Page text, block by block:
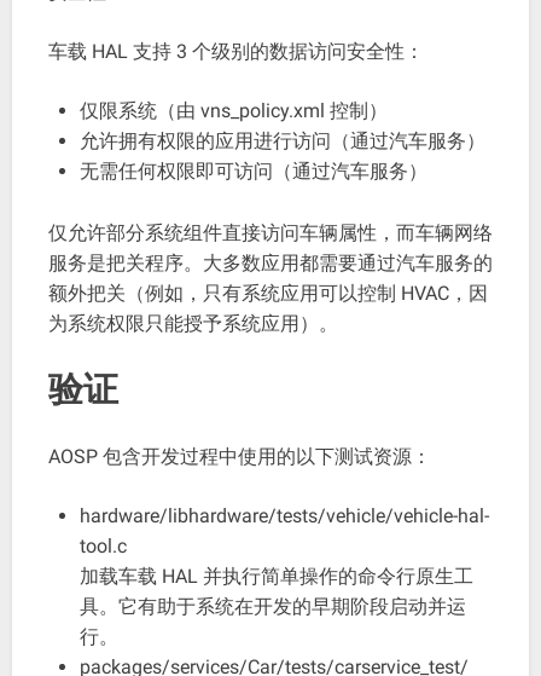
车载 HAL 支持 3 个级别的数据访问安全性：
仅限系统（由 vns_policy.xml 控制）
允许拥有权限的应用进行访问（通过汽车服务）
无需任何权限即可访问（通过汽车服务）
仅允许部分系统组件直接访问车辆属性，而车辆网络
服务是把关程序。大多数应用都需要通过汽车服务的
额外把关（例如，只有系统应用可以控制 HVAC，因
为系统权限只能授予系统应用）。
验证
AOSP 包含开发过程中使用的以下测试资源：
hardware/libhardware/tests/vehicle/vehicle-hal-
tool.c
加载车载 HAL 并执行简单操作的命令行原生工
具。它有助于系统在开发的早期阶段启动并运
行。
packages/services/Car/tests/carservice_test/